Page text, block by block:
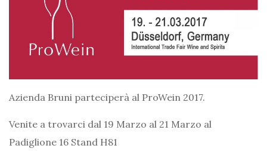
Azienda Bruni parteciperà al ProWein 2017.
Venite a trovarci dal 19 Marzo al 21 Marzo al
Padiglione 16 Stand H81